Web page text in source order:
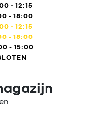
- 12:15
- 18:00
- 12:15
- 18:00
- 15:00